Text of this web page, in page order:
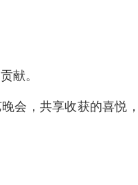
献。
会，共享收获的喜悦，